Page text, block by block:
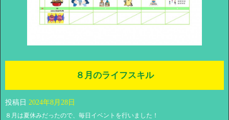
８月のライフスキル
投稿日 2024年8月28日
８月は夏休みだったので、毎日イベントを行いました！